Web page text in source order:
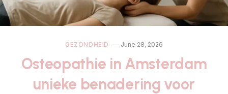
GEZONDHEID June 28, 2026
Osteopathie in Amsterdam
unieke benadering voor